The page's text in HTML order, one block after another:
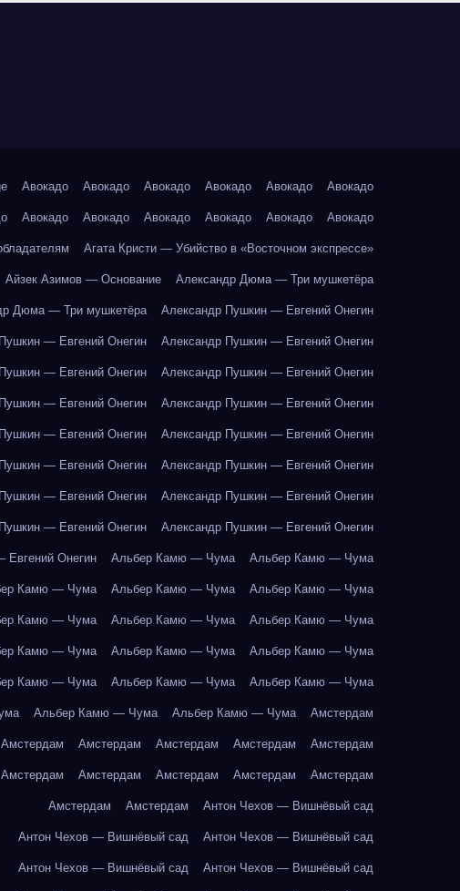
Авокадо Авокадо Авокадо Авокадо Авокадо Авокадо
Авокадо Авокадо Авокадо Авокадо Авокадо Авокадо
Агата Кристи — Убийство в «Восточном экспрессе»
Айзек Азимов — Основание Александр Дюма — Три мушкетёра
Дюма — Три мушкетёра Александр Пушкин — Евгений Онегин
— Евгений Онегин Александр Пушкин — Евгений Онегин
— Евгений Онегин Александр Пушкин — Евгений Онегин
— Евгений Онегин Александр Пушкин — Евгений Онегин
— Евгений Онегин Александр Пушкин — Евгений Онегин
— Евгений Онегин Александр Пушкин — Евгений Онегин
— Евгений Онегин Александр Пушкин — Евгений Онегин
— Евгений Онегин Александр Пушкин — Евгений Онегин
Онегин Альбер Камю — Чума Альбер Камю — Чума
Камю — Чума Альбер Камю — Чума Альбер Камю — Чума
Камю — Чума Альбер Камю — Чума Альбер Камю — Чума
Камю — Чума Альбер Камю — Чума Альбер Камю — Чума
Камю — Чума Альбер Камю — Чума Альбер Камю — Чума
Альбер Камю — Чума Альбер Камю — Чума Амстердам
Амстердам Амстердам Амстердам Амстердам Амстердам
Амстердам Амстердам Амстердам Амстердам Амстердам
Амстердам Амстердам Антон Чехов — Вишнёвый сад
Антон Чехов — Вишнёвый сад Антон Чехов — Вишнёвый сад
Антон Чехов — Вишнёвый сад Антон Чехов — Вишнёвый сад